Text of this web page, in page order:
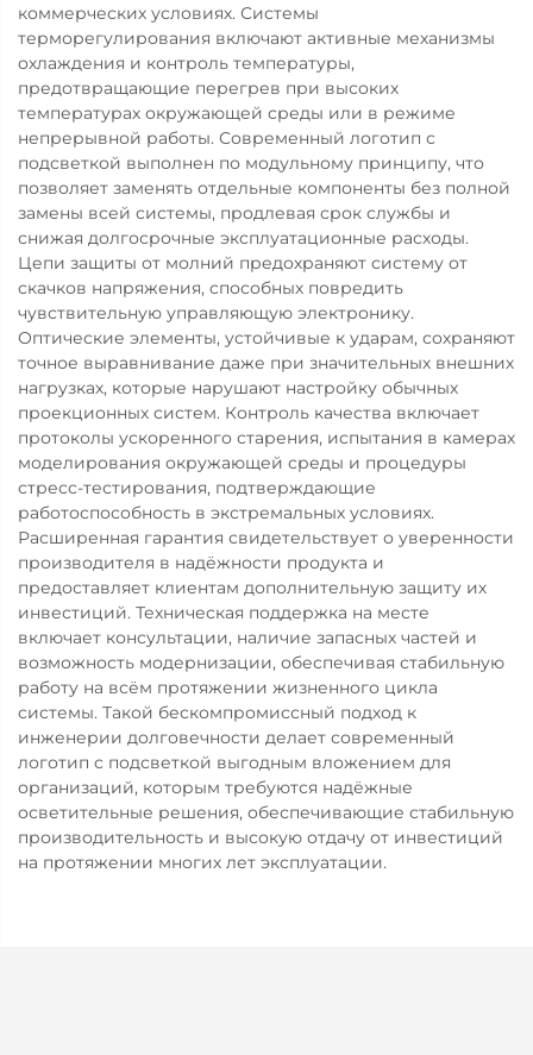
коммерческих условиях. Системы
терморегулирования включают активные механизмы
охлаждения и контроль температуры,
предотвращающие перегрев при высоких
температурах окружающей среды или в режиме
непрерывной работы. Современный логотип с
подсветкой выполнен по модульному принципу, что
позволяет заменять отдельные компоненты без полной
замены всей системы, продлевая срок службы и
снижая долгосрочные эксплуатационные расходы.
Цепи защиты от молний предохраняют систему от
скачков напряжения, способных повредить
чувствительную управляющую электронику.
Оптические элементы, устойчивые к ударам, сохраняют
точное выравнивание даже при значительных внешних
нагрузках, которые нарушают настройку обычных
проекционных систем. Контроль качества включает
протоколы ускоренного старения, испытания в камерах
моделирования окружающей среды и процедуры
стресс-тестирования, подтверждающие
работоспособность в экстремальных условиях.
Расширенная гарантия свидетельствует о уверенности
производителя в надёжности продукта и
предоставляет клиентам дополнительную защиту их
инвестиций. Техническая поддержка на месте
включает консультации, наличие запасных частей и
возможность модернизации, обеспечивая стабильную
работу на всём протяжении жизненного цикла
системы. Такой бескомпромиссный подход к
инженерии долговечности делает современный
логотип с подсветкой выгодным вложением для
организаций, которым требуются надёжные
осветительные решения, обеспечивающие стабильную
производительность и высокую отдачу от инвестиций
на протяжении многих лет эксплуатации.